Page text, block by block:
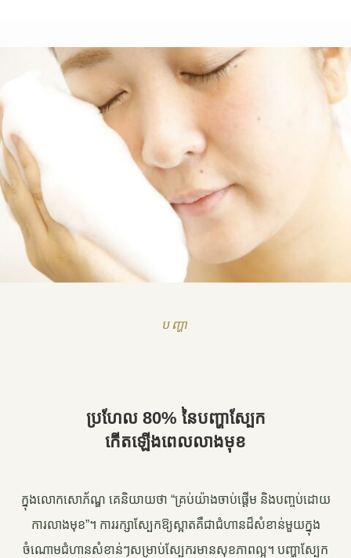
បញ្ហា
ប្រហែល 80% នៃបញ្ហាស្បែក
កើតឡើងពេលលាងមុខ
ក្នុងលោកសោភ័ណ្ឌ គេនិយាយថា “គ្រប់យ៉ាងចាប់ផ្តើម និងបញ្ចប់ដោយ
ការលាងមុខ”។ ការរក្សាស្បែកឱ្យស្អាតគឺជាជំហានដ៏សំខាន់មួយក្នុង
ចំណោមជំហានសំខាន់ៗសម្រាប់ស្បែករមានសុខភាពល្អ។ បញ្ហាស្បែក